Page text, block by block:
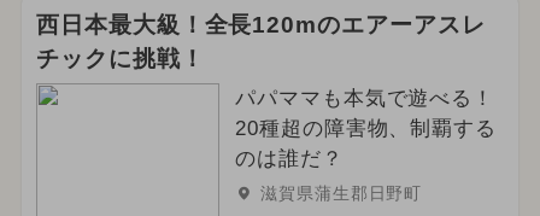
西日本最大級！全長120mのエアーアスレ
チックに挑戦！
パパママも本気で遊べる！
20種超の障害物、制覇する
のは誰だ？
滋賀県蒲生郡日野町